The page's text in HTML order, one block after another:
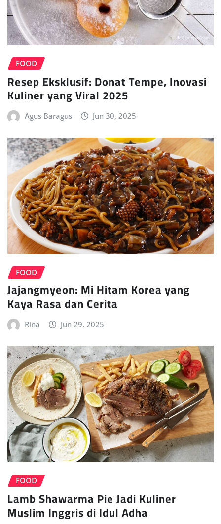
FOOD
Resep Eksklusif: Donat Tempe, Inovasi
Kuliner yang Viral 2025
Agus Baragus Jun 30, 2025
FOOD
Jajangmyeon: Mi Hitam Korea yang
Kaya Rasa dan Cerita
Rina Jun 29, 2025
FOOD
Lamb Shawarma Pie Jadi Kuliner
Muslim Inggris di Idul Adha